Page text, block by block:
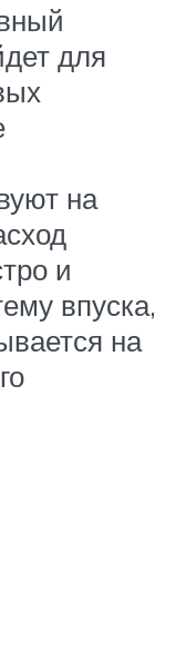
для
на
и
впуска,
на